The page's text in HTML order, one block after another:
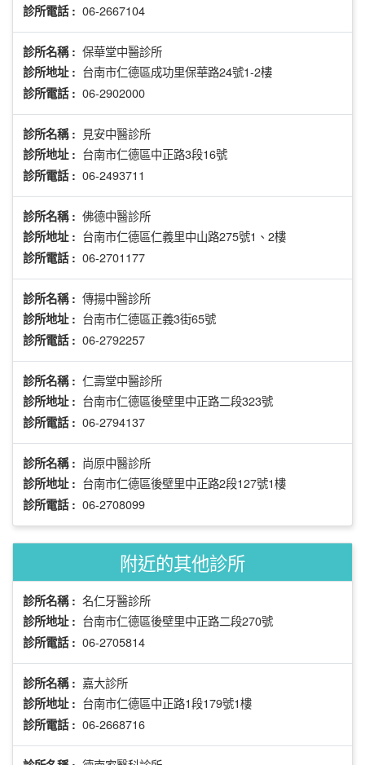
診所電話 : 06-2667104
診所名稱 : 保華堂中醫診所
診所地址 : 台南市仁德區成功里保華路24號1-2樓
診所電話 : 06-2902000
診所名稱 : 見安中醫診所
診所地址 : 台南市仁德區中正路3段16號
診所電話 : 06-2493711
診所名稱 : 佛德中醫診所
診所地址 : 台南市仁德區仁義里中山路275號1、2樓
診所電話 : 06-2701177
診所名稱 : 傳揚中醫診所
診所地址 : 台南市仁德區正義3街65號
診所電話 : 06-2792257
診所名稱 : 仁壽堂中醫診所
診所地址 : 台南市仁德區後壁里中正路二段323號
診所電話 : 06-2794137
診所名稱 : 尚原中醫診所
診所地址 : 台南市仁德區後壁里中正路2段127號1樓
診所電話 : 06-2708099
附近的其他診所
診所名稱 : 名仁牙醫診所
診所地址 : 台南市仁德區後壁里中正路二段270號
診所電話 : 06-2705814
診所名稱 : 嘉大診所
診所地址 : 台南市仁德區中正路1段179號1樓
診所電話 : 06-2668716